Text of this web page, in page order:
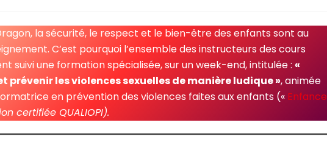
la sécurité, le respect et le bien-être des enfants sont au
C’est pourquoi l’ensemble des instructeurs des cours
suivi une formation spécialisée, sur un week-end, intitulée : «
prévenir les violences sexuelles de manière ludique », animée
en prévention des violences faites aux enfants (« Enfance
certifiée QUALIOPI).